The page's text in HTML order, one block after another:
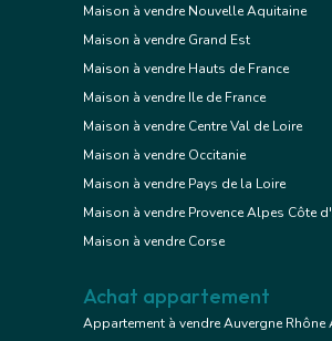
Maison à vendre Nouvelle Aquitaine
Maison à vendre Grand Est
Maison à vendre Hauts de France
Maison à vendre Ile de France
Maison à vendre Centre Val de Loire
Maison à vendre Occitanie
Maison à vendre Pays de la Loire
Maison à vendre Provence Alpes Côte
Maison à vendre Corse
Achat appartement
Appartement à vendre Auvergne Rhône